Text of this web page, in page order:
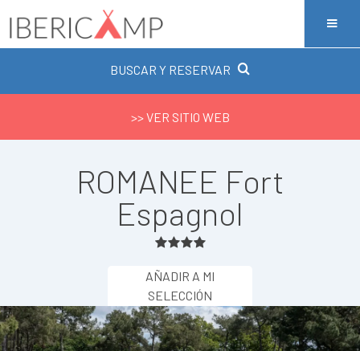
BUSCAR Y RESERVAR
>> VER SITIO WEB
ROMANEE Fort
Espagnol
AÑADIR A MI
SELECCIÓN